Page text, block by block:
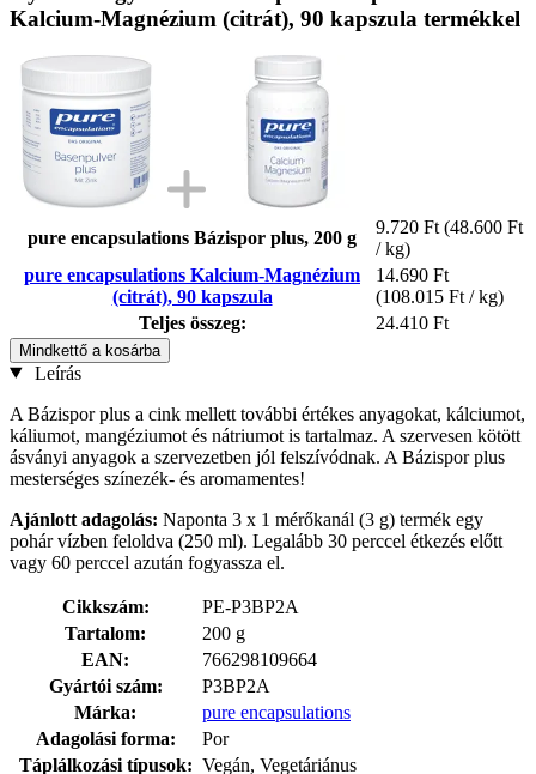
Kalcium-Magnézium (citrát), 90 kapszula termékkel
pure encapsulations Bázispor plus, 200 g
9.720 Ft (48.600 Ft
/ kg)
pure encapsulations Kalcium-Magnézium
(citrát), 90 kapszula
14.690 Ft
(108.015 Ft / kg)
Teljes összeg:
24.410 Ft
Mindkettő a kosárba
Leírás
A Bázispor plus a cink mellett további értékes anyagokat, kálciumot,
káliumot, mangéziumot és nátriumot is tartalmaz. A szervesen kötött
ásványi anyagok a szervezetben jól felszívódnak. A Bázispor plus
mesterséges színezék- és aromamentes!
Ajánlott adagolás: Naponta 3 x 1 mérőkanál (3 g) termék egy
pohár vízben feloldva (250 ml). Legalább 30 perccel étkezés előtt
vagy 60 perccel azután fogyassza el.
Cikkszám:
PE-P3BP2A
Tartalom:
200 g
EAN:
766298109664
Gyártói szám:
P3BP2A
Márka:
pure encapsulations
Adagolási forma:
Por
Táplálkozási típusok: Vegán, Vegetáriánus